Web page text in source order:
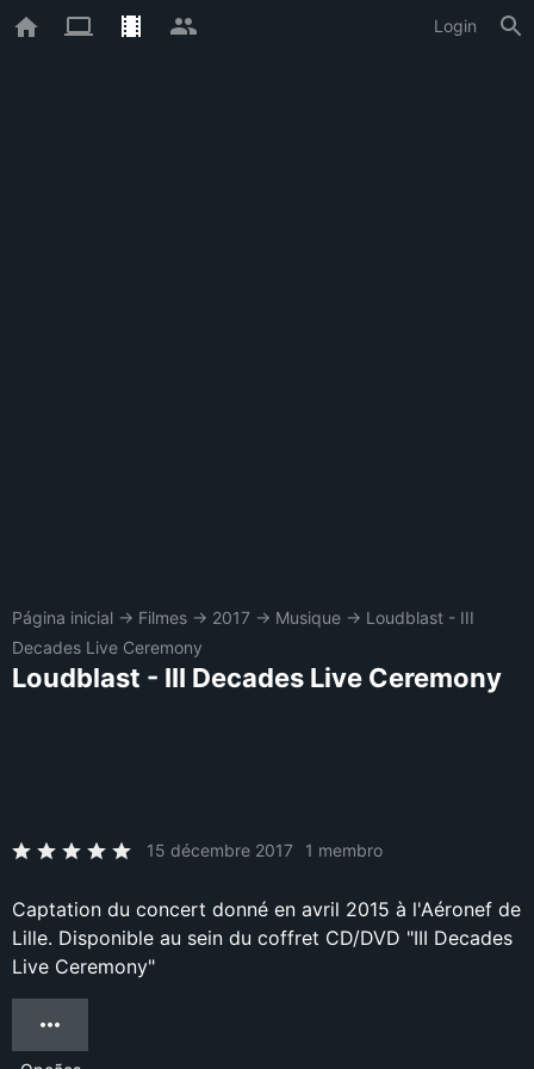
Login
Página inicial → Filmes → 2017 → Musique → Loudblast - III
Decades Live Ceremony
Loudblast - III Decades Live Ceremony
15 décembre 2017 1 membro
Captation du concert donné en avril 2015 à l'Aéronef de
Lille. Disponible au sein du coffret CD/DVD "III Decades
Live Ceremony"